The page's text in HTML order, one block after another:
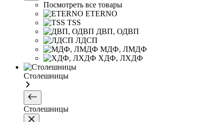
Посмотреть все товары
ETERNO
TSS
ДВП, ОДВП
ЛДСП
МДФ, ЛМДФ
ХДФ, ЛХДФ
Столешницы
Столешницы